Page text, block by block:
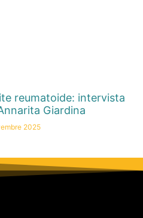
reumatoide: intervista
Giardina
2025